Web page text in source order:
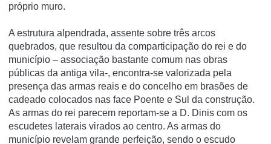
próprio muro.
A estrutura alpendrada, assente sobre três arcos
quebrados, que resultou da comparticipação do rei e do
município – associação bastante comum nas obras
públicas da antiga vila-, encontra-se valorizada pela
presença das armas reais e do concelho em brasões de
cadeado colocados nas face Poente e Sul da construção.
As armas do rei parecem reportam-se a D. Dinis com os
escudetes laterais virados ao centro. As armas do
município revelam grande perfeição, sendo o escudo